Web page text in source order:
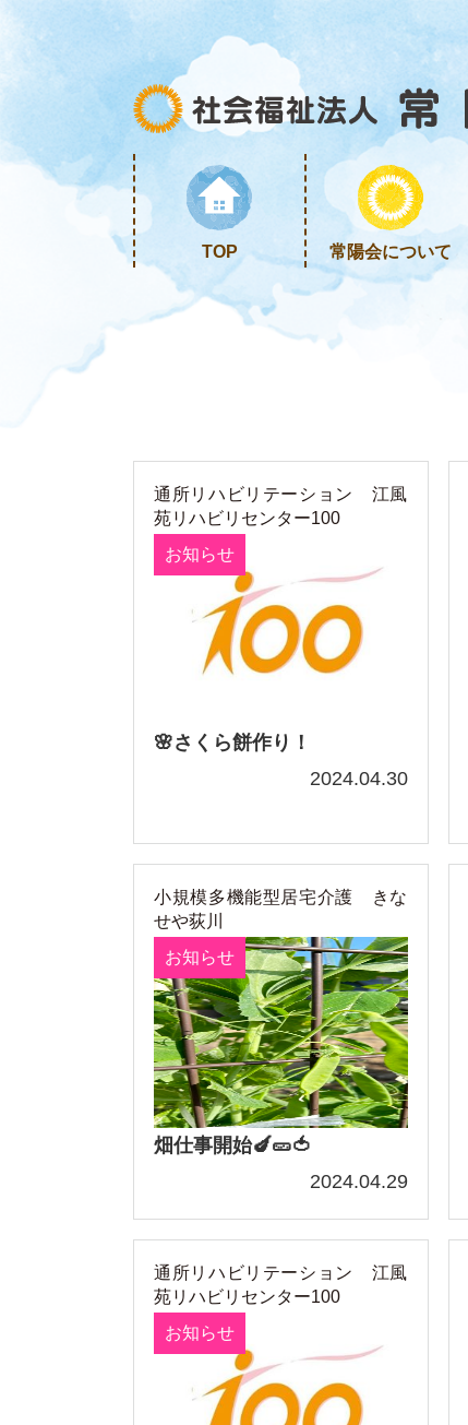
TOP 常陽会について
通所リハビリテーション 江風
苑リハビリセンター100
お知らせ
🌸さくら餅作り！
2024.04.30
小規模多機能型居宅介護 きな
せや荻川
お知らせ
畑仕事開始🍆🥒🍅
2024.04.29
通所リハビリテーション 江風
苑リハビリセンター100
お知らせ